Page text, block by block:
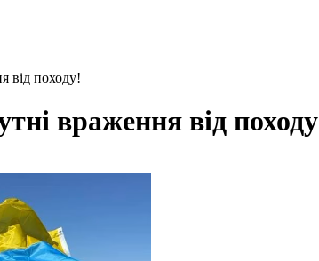
від походу!
враження від